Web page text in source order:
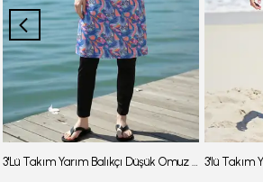
3'Lü Takım Yarım Balıkçı Düşük Omuz Yarasakol Likralı Kumaş Burkini Tesettür Mayo D48